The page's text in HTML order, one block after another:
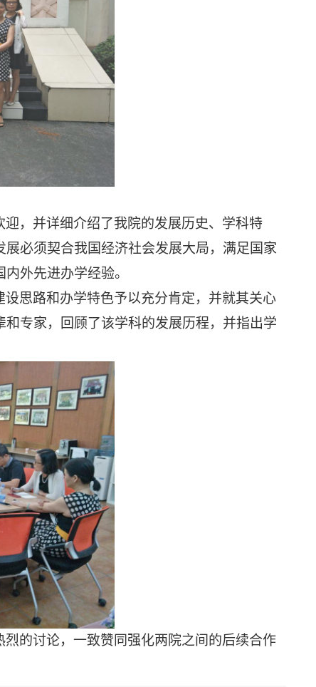
，并详细介绍了我院的发展历史、学科特
必须契合我国经济社会发展大局，满足国家
外先进办学经验。
思路和办学特色予以充分肯定，并就其关心
专家，回顾了该学科的发展历程，并指出学
的讨论，一致赞同强化两院之间的后续合作